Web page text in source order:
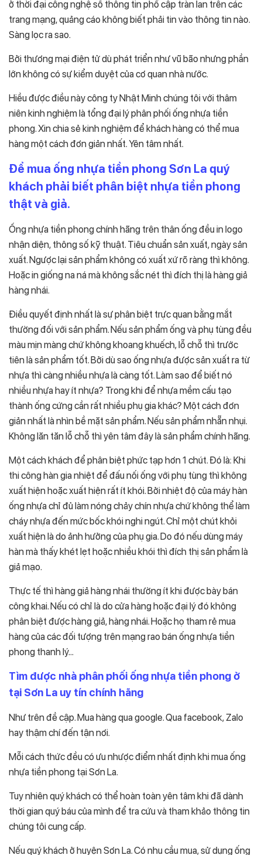
ở thời đại công nghệ số thông tin phổ cập tràn lan trên các
trang mạng, quảng cáo không biết phải tin vào thông tin nào.
Sàng lọc ra sao.
Bởi thương mại điện tử dù phát triển như vũ bão nhưng phần
lớn không có sự kiểm duyệt của cơ quan nhà nước.
Hiều được điều này công ty Nhật Minh chúng tôi với thâm
niên kinh nghiệm là tổng đại lý phân phối ống nhựa tiền
phong. Xin chia sẻ kinh nghiệm để khách hàng có thể mua
hàng một cách đơn giản nhất. Yên tâm nhất.
Để mua ống nhựa tiền phong Sơn La quý
khách phải biết phân biệt nhựa tiền phong
thật và giả.
Ống nhựa tiền phong chính hãng trên thân ống đều in logo
nhận diện, thông số kỹ thuật. Tiêu chuẩn sản xuất, ngày sản
xuất. Ngược lại sản phẩm không có xuất xứ rõ ràng thì không.
Hoặc in giống na ná mà không sắc nét thì đích thị là hàng giả
hàng nhái.
Điều quyết định nhất là sự phân biệt trực quan bằng mắt
thường đối với sản phẩm. Nếu sản phẩm ống và phụ tùng đều
màu mịn màng chứ không khoang khuếch, lỗ chỗ thì trước
tiên là sản phẩm tốt. Bởi dù sao ống nhựa được sản xuất ra từ
nhựa thì càng nhiều nhựa là càng tốt. Làm sao để biết nó
nhiều nhựa hay ít nhựa? Trong khi để nhựa mềm cấu tạo
thành ống cứng cần rất nhiều phụ gia khác? Một cách đơn
giản nhất là nhìn bề mặt sản phẩm. Nếu sản phẩm nhẵn nhụi.
Không lăn tăn lỗ chỗ thì yên tâm đây là sản phẩm chính hãng.
Một cách khách để phân biệt phức tạp hơn 1 chút. Đó là: Khi
thi công hàn gia nhiệt để đấu nối ống với phụ tùng thì không
xuất hiện hoặc xuất hiện rất ít khói. Bởi nhiệt độ của máy hàn
ống nhựa chỉ đủ làm nóng chảy chín nhựa chứ không thể làm
cháy nhựa đến mức bốc khói nghi ngút. Chỉ một chút khỏi
xuất hiện là do ảnh hưởng của phụ gia. Do đó nếu dùng máy
hàn mà thấy khét lẹt hoặc nhiều khói thì đích thị sản phẩm là
giả mạo.
Thực tế thì hàng giả hàng nhái thường ít khi được bày bán
công khai. Nếu có chỉ là do cửa hàng hoặc đại lý đó không
phân biệt được hàng giả, hàng nhái. Hoặc họ tham rẻ mua
hàng của các đối tượng trên mạng rao bán ống nhựa tiền
phong thanh lý…
Tìm được nhà phân phối ống nhựa tiền phong ở
tại Sơn La uy tín chính hãng
Như trên đề cập. Mua hàng qua google. Qua facebook, Zalo
hay thậm chí đến tận nơi.
Mỗi cách thức đều có ưu nhược điểm nhất định khi mua ống
nhựa tiền phong tại Sơn La.
Tuy nhiên quý khách có thể hoàn toàn yên tâm khi đã dành
thời gian quý báu của mình để tra cứu và tham khảo thông tin
chúng tôi cung cấp.
Nếu quý khách ở huyện Sơn La. Có nhu cầu mua, sử dụng ống